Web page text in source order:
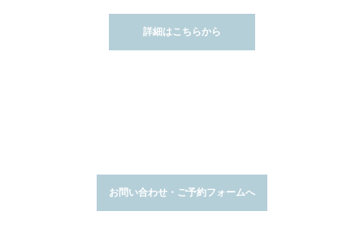
詳細はこちらから
お問い合わせ・ご予約フォームへ